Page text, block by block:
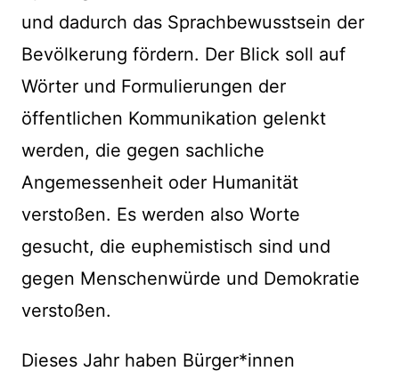
und dadurch das Sprachbewusstsein der
Bevölkerung fördern. Der Blick soll auf
Wörter und Formulierungen der
öffentlichen Kommunikation gelenkt
werden, die gegen sachliche
Angemessenheit oder Humanität
verstoßen. Es werden also Worte
gesucht, die euphemistisch sind und
gegen Menschenwürde und Demokratie
verstoßen.
Dieses Jahr haben Bürger*innen